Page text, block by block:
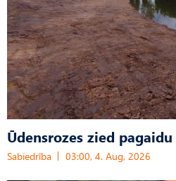
Ūdensrozes zied
Sabiedrība 03:00, 4. Aug, 2026